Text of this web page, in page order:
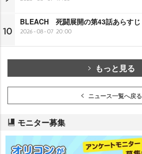
10
BLEACH 死闘展開の第43話あらすじ
2026-08-07 20:00
もっと見る
ニュース一覧へ戻る
モニター募集